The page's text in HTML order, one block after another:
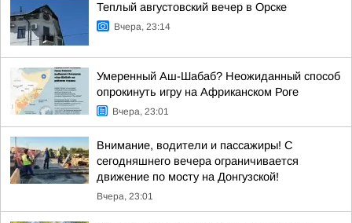
Теплый августовский вечер в Орске
Вчера, 23:14
Умеренный Аш-Шабаб? Неожиданный способ
опрокинуть игру на Африканском Роге
Вчера, 23:01
Внимание, водители и пассажиры! С
сегодняшнего вечера ограничивается
движение по мосту на Донгузской!
Вчера, 23:01